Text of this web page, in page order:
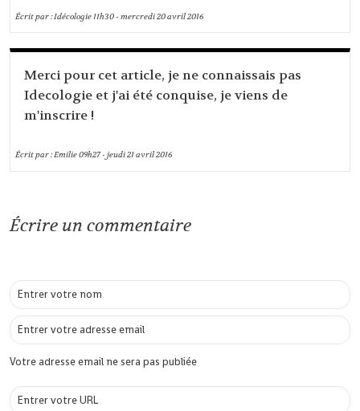
Écrit par :Idécologie11h30-mercredi 20avril 2016
Merci pour cet article, je ne connaissais pas
Idecologie et j'ai été conquise, je viens de
m'inscrire !
Écrit par :Emilie09h27-jeudi 21avril 2016
Écrire un commentaire
Votre adresse email ne sera pas publiée